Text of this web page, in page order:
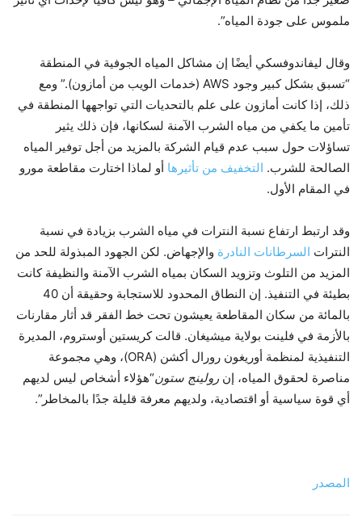
ملموس على جودة المياه”.
وقال ليفاندوفسكي أيضًا إن مشاكل المياه الجوفية في المنطقة
“تسبق بشكل كبير وجود AWS (خدمات الويب من أمازون).” ومع
ذلك، إذا كانت أمازون على علم بالتحديات التي تواجهها المنطقة في
تأمين ما يكفي من مياه الشرب الآمنة لسكانها، فإن ذلك يثير
تساؤلات حول سبب عدم قيام الشركة بالمزيد من أجل توفير المياه
الصالحة للشرب. التخفيف من تأثيرها أو لماذا اختارت مقاطعة مورو
في المقام الأول.
وقد ارتبط ارتفاع نسبة النترات في مياه الشرب بزيادة في نسبة
النترات السرطانات النادرة والإجهاض. لكن الجهود المبذولة للحد من
المزيد من التلوث وتزويد السكان بمياه الشرب الآمنة والنظيفة كانت
بطيئة في التنفيذ. إن النطاق المحدود للاستجابة وحقيقة أن 40
بالمائة من سكان المقاطعة يعيشون تحت خط الفقر قد أثار مقارنات
بالأزمة في فلينت بولاية ميشيغان. قالت كريستين أوستروم، المديرة
التنفيذية لمنظمة أوريغون رورال أكشن (ORA)، وهي مجموعة
مناصرة لحقوق المياه، إن رولينج ستون“هؤلاء أشخاص ليس لديهم
أي قوة سياسية أو اقتصادية، ولديهم معرفة قليلة جدًا بالمخاطر”.
المصدر